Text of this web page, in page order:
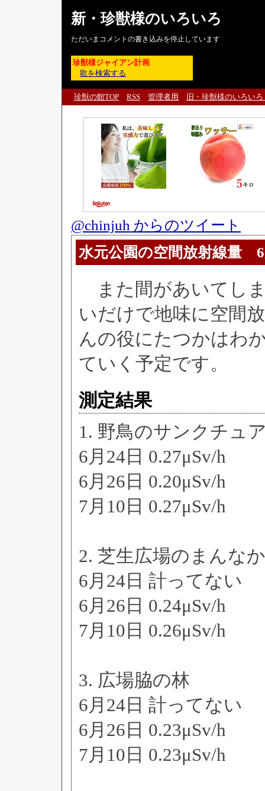
新・珍獣様のいろいろ
ただいまコメントの書き込みを停止しています
珍獣様ジャイアン計画
歌を検索する
珍獣の館TOP RSS 管理者用 旧・珍獣様のいろい
@chinjuh からのツイート
水元公園の空間放射線量 6
また間があいてし
いだけで地味に空間
んの役にたつかはわ
ていく予定です。
測定結果
1. 野鳥のサンクチュ
6月24日 0.27μSv/h
6月26日 0.20μSv/h
7月10日 0.27μSv/h
2. 芝生広場のまんなか
6月24日 計ってない
6月26日 0.24μSv/h
7月10日 0.26μSv/h
3. 広場脇の林
6月24日 計ってない
6月26日 0.23μSv/h
7月10日 0.23μSv/h